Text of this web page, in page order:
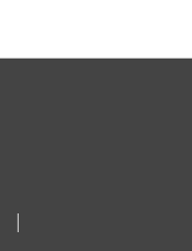
|